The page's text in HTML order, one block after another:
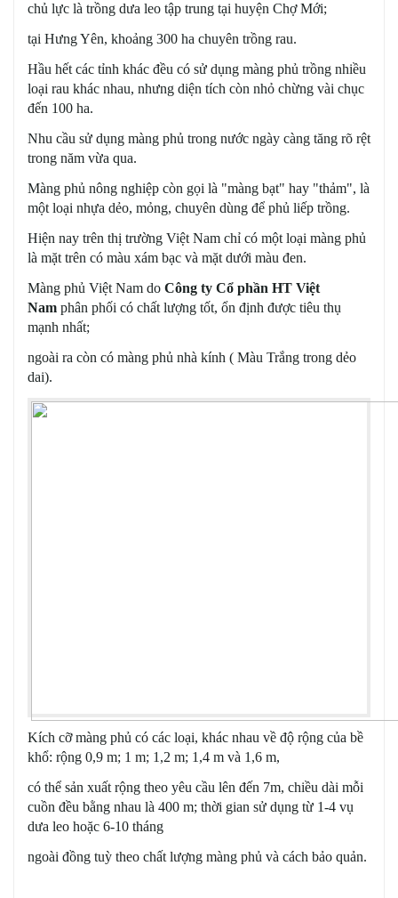
chủ lực là trồng dưa leo tập trung tại huyện Chợ Mới;
tại Hưng Yên, khoảng 300 ha chuyên trồng rau.
Hầu hết các tỉnh khác đều có sử dụng màng phủ trồng nhiều
loại rau khác nhau, nhưng diện tích còn nhỏ chừng vài chục
đến 100 ha.
Nhu cầu sử dụng màng phủ trong nước ngày càng tăng rõ rệt
trong năm vừa qua.
Màng phủ nông nghiệp còn gọi là "màng bạt" hay "thảm", là
một loại nhựa dẻo, mỏng, chuyên dùng để phủ liếp trồng.
Hiện nay trên thị trường Việt Nam chỉ có một loại màng phủ
là mặt trên có màu xám bạc và mặt dưới màu đen.
Màng phủ Việt Nam do Công ty Cổ phần HT Việt
Nam phân phối có chất lượng tốt, ổn định được tiêu thụ
mạnh nhất;
ngoài ra còn có màng phủ nhà kính ( Màu Trắng trong dẻo
dai).
Kích cỡ màng phủ có các loại, khác nhau về độ rộng của bề
khổ: rộng 0,9 m; 1 m; 1,2 m; 1,4 m và 1,6 m,
có thể sản xuất rộng theo yêu cầu lên đến 7m, chiều dài mỗi
cuồn đều bằng nhau là 400 m; thời gian sử dụng từ 1-4 vụ
dưa leo hoặc 6-10 tháng
ngoài đồng tuỳ theo chất lượng màng phủ và cách bảo quản.